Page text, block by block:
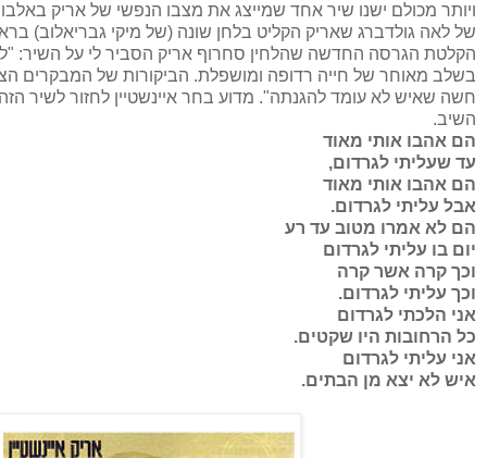
ויותר מכולם ישנו שיר אחד שמייצג את מצבו הנפשי של אריק
של לאה גולדברג שאריק הקליט בלחן שונה (של מיקי גבריאלוב)
הקלטת הגרסה החדשה שהלחין סחרוף אריק הסביר לי על השיר:
בשלב מאוחר של חייה רדופה ומושפלת. הביקורות של המבקרים
השיב.
הם אהבו אותי מאוד
עד שעליתי לגרדום,
הם אהבו אותי מאוד
אבל עליתי לגרדום.
הם לא אמרו מטוב עד רע
יום בו עליתי לגרדום
וכך קרה אשר קרה
וכך עליתי לגרדום.
אני הלכתי לגרדום
כל הרחובות היו שקטים.
אני עליתי לגרדום
איש לא יצא מן הבתים.